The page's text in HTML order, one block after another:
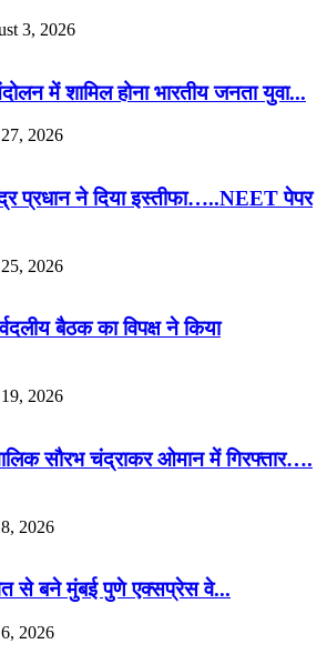
3, 2026
में शामिल होना भारतीय जनता युवा...
2026
प्रधान ने दिया इस्तीफा…..NEET पेपर
2026
बैठक का विपक्ष ने किया
2026
सौरभ चंद्राकर ओमान में गिरफ्तार….
2026
से बने मुंबई पुणे एक्सप्रेस वे...
2026